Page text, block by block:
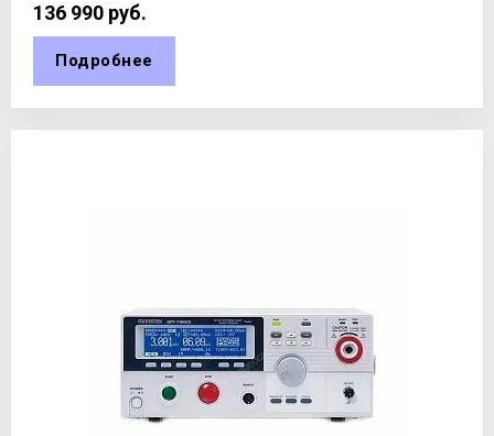
136 990 руб.
Подробнее